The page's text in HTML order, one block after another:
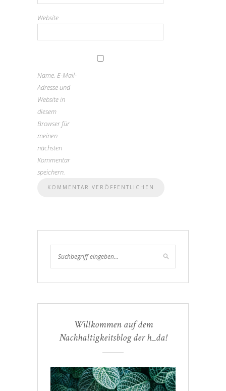
Website
Name, E-Mail-
Adresse und
Website in
diesem
Browser für
meinen
nächsten
Kommentar
speichern.
Willkommen auf dem
Nachhaltigkeitsblog der h_da!